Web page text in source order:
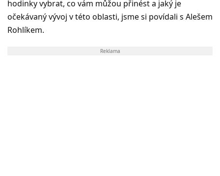
hodinky vybrat, co vám můžou přinést a jaký je
očekávaný vývoj v této oblasti, jsme si povídali s Alešem
Rohlíkem.
Reklama